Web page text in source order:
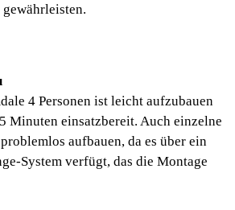
4 Personen ist leicht aufzubauen
Minuten einsatzbereit. Auch einzelne
aufbauen, da es über ein
System verfügt, das die Montage